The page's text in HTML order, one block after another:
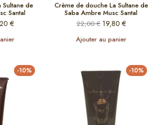
Sultane de
Santal
€
Crème de douche La Sultane de
Saba Ambre Musc Santal
22,00€ 19,80 €
Ajouter au panier
-10% -10%